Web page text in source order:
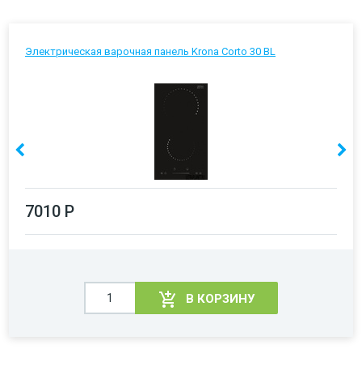
Электрическая варочная панель Krona Corto 30 BL
7010 Р
В КОРЗИНУ